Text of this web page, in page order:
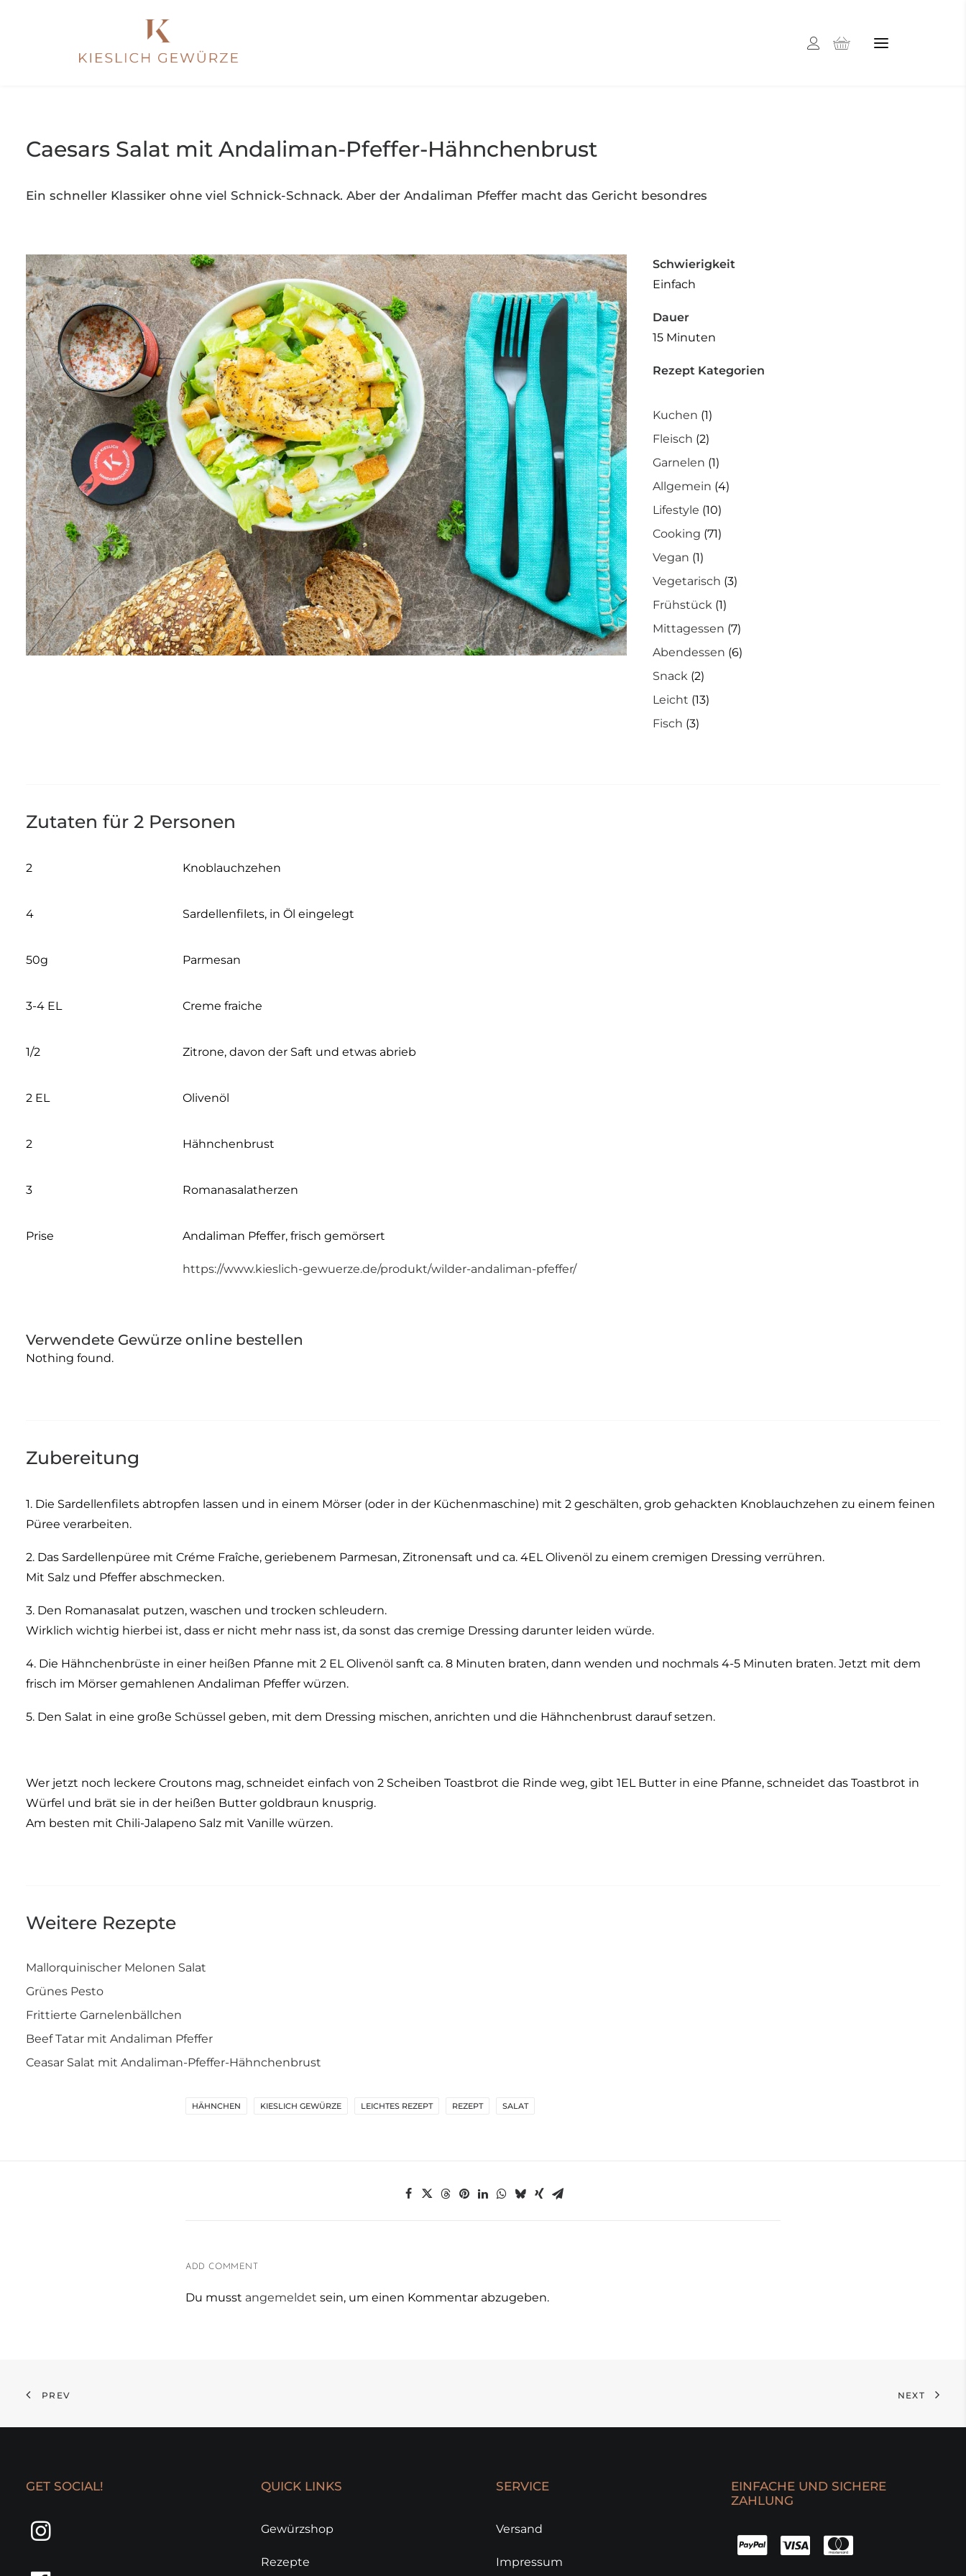
Caesars Salat mit Andaliman-Pfeffer-Hähnchenbrust
Ein schneller Klassiker ohne viel Schnick-Schnack. Aber der Andaliman Pfeffer macht das Gericht besondres
Schwierigkeit
Einfach
Dauer
15 Minuten
Rezept Kategorien
Kuchen (1)
Fleisch (2)
Garnelen (1)
Allgemein (4)
Lifestyle (10)
Cooking (71)
Vegan (1)
Vegetarisch (3)
Frühstück (1)
Mittagessen (7)
Abendessen (6)
Snack (2)
Leicht (13)
Fisch (3)
Zutaten für 2 Personen
2 Knoblauchzehen
4 Sardellenfilets, in Öl eingelegt
50g Parmesan
3-4 EL Creme fraiche
1/2 Zitrone, davon der Saft und etwas abrieb
2 EL Olivenöl
2 Hähnchenbrust
3 Romanasalatherzen
Prise Andaliman Pfeffer, frisch gemörsert
https://www.kieslich-gewuerze.de/produkt/wilder-andaliman-pfeffer/
Verwendete Gewürze online bestellen
Nothing found.
Zubereitung
1. Die Sardellenfilets abtropfen lassen und in einem Mörser (oder in der Küchenmaschine) mit 2 geschälten, grob gehackten Knoblauchzehen zu einem feinen
Püree verarbeiten.
2. Das Sardellenpüree mit Créme Fraîche, geriebenem Parmesan, Zitronensaft und ca. 4EL Olivenöl zu einem cremigen Dressing verrühren.
Mit Salz und Pfeffer abschmecken.
3. Den Romanasalat putzen, waschen und trocken schleudern.
Wirklich wichtig hierbei ist, dass er nicht mehr nass ist, da sonst das cremige Dressing darunter leiden würde.
4. Die Hähnchenbrüste in einer heißen Pfanne mit 2 EL Olivenöl sanft ca. 8 Minuten braten, dann wenden und nochmals 4-5 Minuten braten. Jetzt mit dem
frisch im Mörser gemahlenen Andaliman Pfeffer würzen.
5. Den Salat in eine große Schüssel geben, mit dem Dressing mischen, anrichten und die Hähnchenbrust darauf setzen.
Wer jetzt noch leckere Croutons mag, schneidet einfach von 2 Scheiben Toastbrot die Rinde weg, gibt 1EL Butter in eine Pfanne, schneidet das Toastbrot in
Würfel und brät sie in der heißen Butter goldbraun knusprig.
Am besten mit Chili-Jalapeno Salz mit Vanille würzen.
Weitere Rezepte
Mallorquinischer Melonen Salat
Grünes Pesto
Frittierte Garnelenbällchen
Beef Tatar mit Andaliman Pfeffer
Ceasar Salat mit Andaliman-Pfeffer-Hähnchenbrust
HÄHNCHEN KIESLICH GEWÜRZE LEICHTES REZEPT REZEPT SALAT
ADD COMMENT
Du musst angemeldet sein, um einen Kommentar abzugeben.
PREV NEXT
GET SOCIAL! QUICK LINKS
Gewürzshop
Rezepte
SERVICE
Versand
Impressum
EINFACHE UND SICHERE
ZAHLUNG